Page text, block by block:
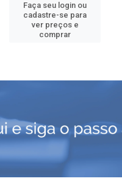
Faça seu login ou
cadastre-se para
ver preços e
comprar